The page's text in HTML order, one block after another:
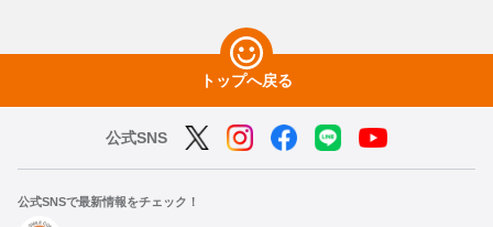
トップへ戻る
公式SNS
公式SNSで最新情報をチェック！